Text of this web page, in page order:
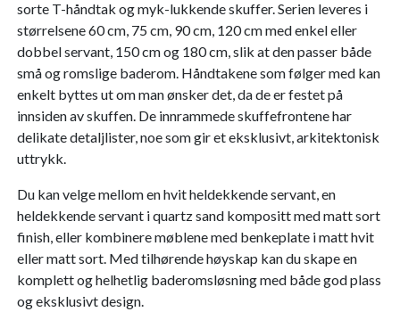
sorte T-håndtak og myk-lukkende skuffer. Serien leveres i
størrelsene 60 cm, 75 cm, 90 cm, 120 cm med enkel eller
dobbel servant, 150 cm og 180 cm, slik at den passer både
små og romslige baderom. Håndtakene som følger med kan
enkelt byttes ut om man ønsker det, da de er festet på
innsiden av skuffen. De innrammede skuffefrontene har
delikate detaljlister, noe som gir et eksklusivt, arkitektonisk
uttrykk.
Du kan velge mellom en hvit heldekkende servant, en
heldekkende servant i quartz sand kompositt med matt sort
finish, eller kombinere møblene med benkeplate i matt hvit
eller matt sort. Med tilhørende høyskap kan du skape en
komplett og helhetlig baderomsløsning med både god plass
og eksklusivt design.